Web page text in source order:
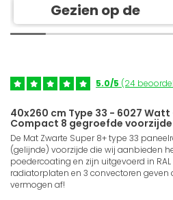
Gezien op de
5.0/5 (24
40x260 cm Type 33 - 6027
Compact 8 gegroefde
De Mat Zwarte Super 8+ type 33
(gelijnde) voorzijde die wij aanbieden
poedercoating en zijn uitgevoerd in RAL
radiatorplaten en 3 convectoren geven
vermogen af!